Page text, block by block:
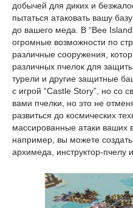
добычей для диких и
пытаться атаковать вашу
до вашего меда. В “Bee
огромные возможности по
различные сооружения,
различных пчелок для
турели и другие защитные
с игрой “Castle Story”, но со
вами пчелки, но это не
развиться до космических
массированные атаки ваших
например, вы можете
архимеда, инструктор-пчелу